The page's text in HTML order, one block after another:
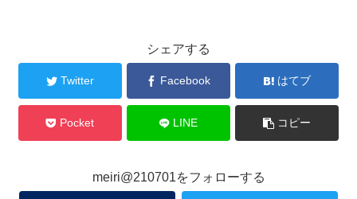
シェアする
Twitter Facebook はてブ
Pocket LINE コピー
meiri@210701をフォローする